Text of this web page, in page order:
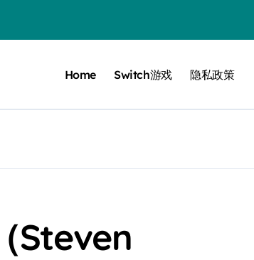
the mist
Battles
Home Switch游戏 隐私政策
Steven